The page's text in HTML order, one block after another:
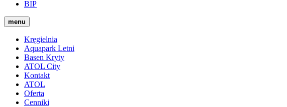
BIP
menu
Kręgielnia
Aquapark Letni
Basen Kryty
ATOL City
Kontakt
ATOL
Oferta
Cenniki